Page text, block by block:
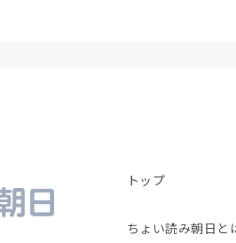
トップ
ちょい読み朝日と